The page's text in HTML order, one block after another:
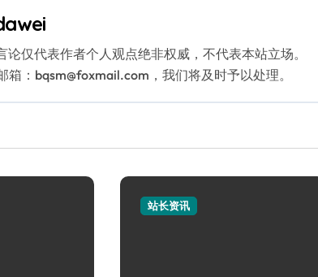
仅代表作者个人观点绝非权威，不代表本站立场。
：bqsm@foxmail.com，我们将及时予以处理。
站长资讯